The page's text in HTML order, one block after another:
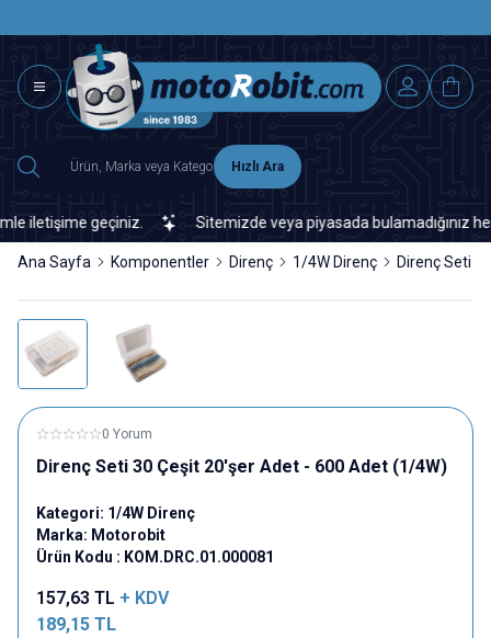
Hızlı Ara
iletişime geçiniz. Sitemizde veya piyasada bulamadığınız
Ana Sayfa Komponentler Direnç 1/4W Direnç Direnç Seti
0 Yorum
Direnç Seti 30 Çeşit 20'şer Adet - 600 Adet (1/4W)
Kategori: 1/4W Direnç
Marka: Motorobit
Ürün Kodu : KOM.DRC.01.000081
157,63 TL + KDV
189,15 TL